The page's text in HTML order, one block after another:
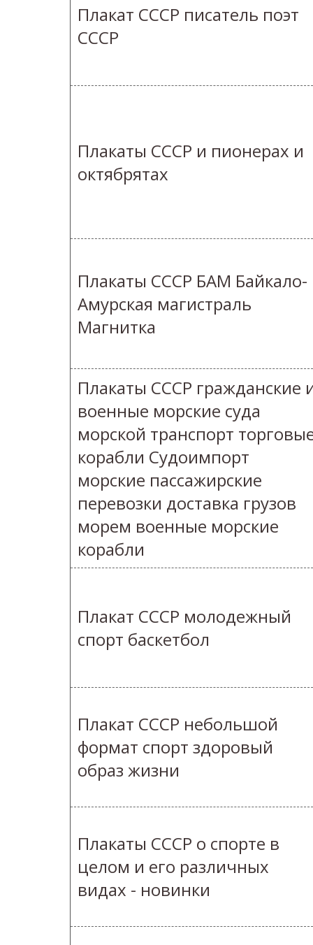
Плакат СССР писатель поэт
СССР
Плакаты СССР и пионерах и
октябрятах
Плакаты СССР БАМ Байкало-
Амурская магистраль
Магнитка
Плакаты СССР гражданские
военные морские суда
морской транспорт
корабли Судоимпорт
морские пассажирские
перевозки доставка грузов
морем военные морские
корабли
Плакат СССР молодежный
спорт баскетбол
Плакат СССР небольшой
формат спорт здоровый
образ жизни
Плакаты СССР о спорте в
целом и его различных
видах - новинки